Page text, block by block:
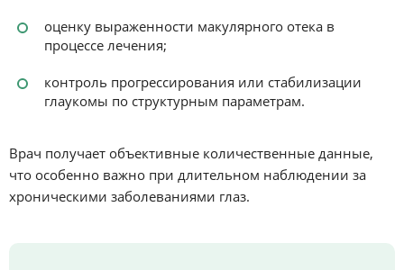
оценку выраженности макулярного отека в
процессе лечения;
контроль прогрессирования или стабилизации
глаукомы по структурным параметрам.
Врач получает объективные количественные данные,
что особенно важно при длительном наблюдении за
хроническими заболеваниями глаз.